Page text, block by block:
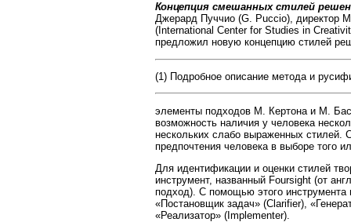
Концепция смешанных стилей
Джерард Пуччио (G. Puccio), директор
(International Center for Studies in
предложил новую концепцию стилей
(1) Подробное описание метода и
элементы подходов М. Кертона и М.
возможность наличия у человека
нескольких слабо выраженных стилей.
предпочтения человека в выборе того
Для идентификации и оценки стилей
инструмент, названный Foursight (от
подход). С помощью этого
«Постановщик задач» (Clarifier),
«Реализатор» (Implementer).